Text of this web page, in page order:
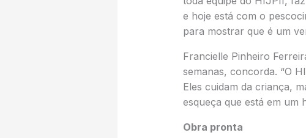
e hoje está com o
para mostrar que é um
Francielle Pinheiro
semanas, concorda. “O
Eles cuidam da criança,
esqueça que está em um
Obra pronta